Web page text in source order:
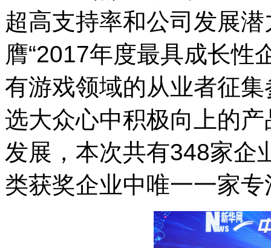
超高支持率和公司发展
膺“2017年度最具成长性
有游戏领域的从业者征
选大众心中积极向上的
发展，本次共有348家企
类获奖企业中唯一一家